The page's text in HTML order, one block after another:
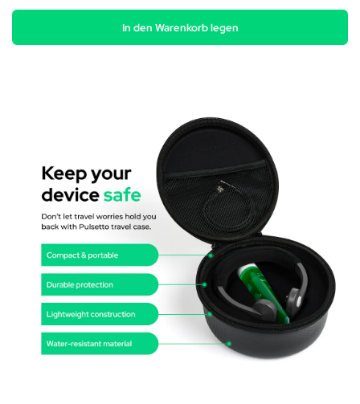
In den Warenkorb legen